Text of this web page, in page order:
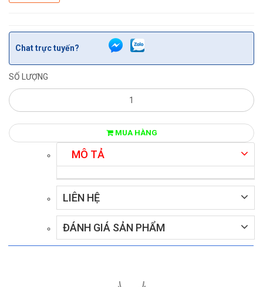
Chat trực tuyến?
SỐ LƯỢNG
MUA HÀNG
MÔ TẢ
LIÊN HỆ
ĐÁNH GIÁ SẢN PHẨM